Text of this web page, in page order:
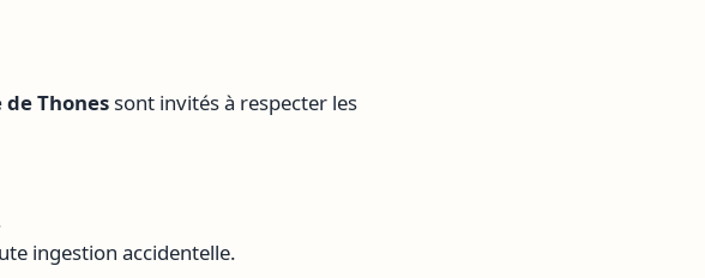
Thonessont invités à respecter les
ingestion accidentelle.